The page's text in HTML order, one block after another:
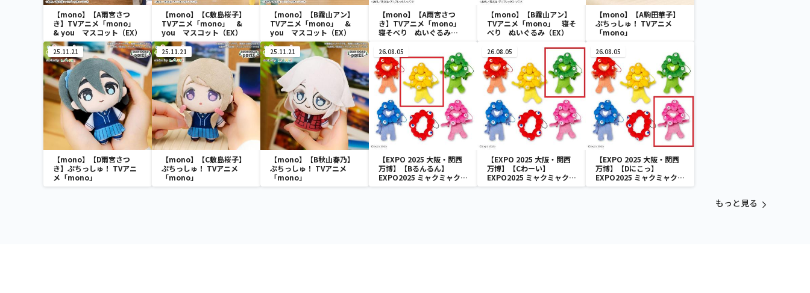
【mono】【A雨宮さつ
き】TVアニメ「mono」
& you マスコット（EX）
【mono】【C敷島桜子】
TVアニメ「mono」 &
you マスコット（EX）
【mono】【B霧山アン】
TVアニメ「mono」 &
you マスコット（EX）
【mono】【A雨宮さつ
き】TVアニメ「mono」
寝そべり ぬいぐるみ
【mono】【B霧山アン】
TVアニメ「mono」 寝そ
べり ぬいぐるみ（EX）
【mono】【A駒田華子】
ぷちっしゅ！ TVアニメ
「mono」
25.11.21
【mono】【D雨宮さつ
き】ぷちっしゅ！ TVアニ
メ「mono」
25.11.21
【mono】【C敷島桜子】
ぷちっしゅ！ TVアニメ
「mono」
25.11.21
【mono】【B秋山春乃】
ぷちっしゅ！ TVアニメ
「mono」
26.08.05
【EXPO 2025 大阪・関西
万博】【Bるんるん】
EXPO2025 ミャクミャク
カラフルゴム紐付きぬいぐ
26.08.05
【EXPO 2025 大阪・関西
万博】【Cわーい】
EXPO2025 ミャクミャク
カラフルゴム紐付きぬいぐ
26.08.05
【EXPO 2025 大阪・関西
万博】【Dにこっ】
EXPO2025 ミャクミャク
カラフルゴム紐付きぬいぐ
もっと見る